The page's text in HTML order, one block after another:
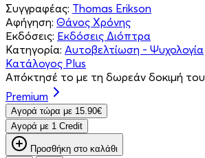
Συγγραφέας: Thomas Erikson
Αφήγηση: Θάνος Χρόνης
Εκδόσεις: Εκδόσεις Διόπτρα
Κατηγορία: Αυτοβελτίωση - Ψυχολογία
Κατάλογος Plus
Απόκτησέ το με τη δωρεάν δοκιμή του
Premium
Aγορά τώρα με 15.90€
Aγορά με 1 Credit
Προσθήκη στο καλάθι